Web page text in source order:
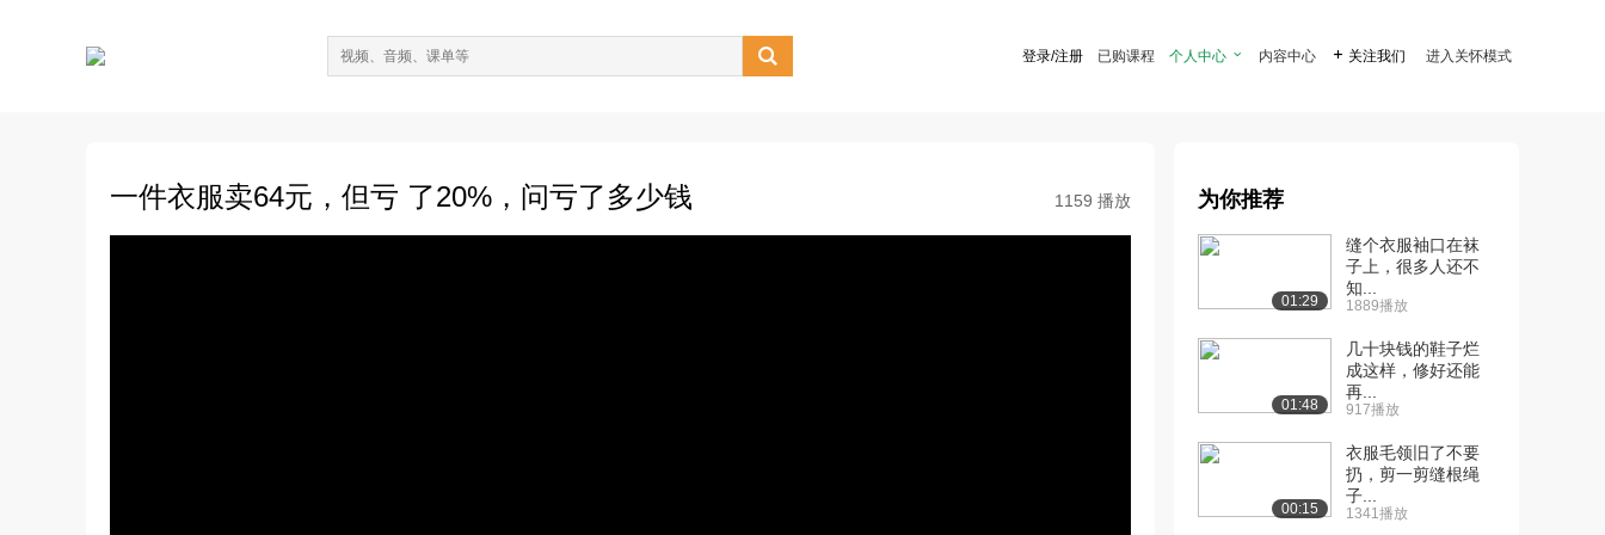
 登录/注册 已购课程 个人中心  内容中心  关注我们 进入关怀模式
一件衣服卖64元，但亏 了20%，问亏了多少钱 1159 播放 为你推荐
01:29
缝个衣服袖口在袜
子上，很多人还不
知...
1889播放
01:48
几十块钱的鞋子烂
成这样，修好还能
再...
917播放
00:15
衣服毛领旧了不要
扔，剪一剪缝根绳
子...
1341播放